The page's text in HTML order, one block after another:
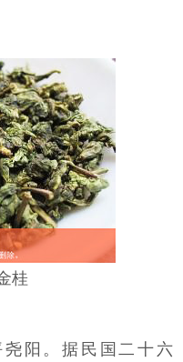
桂
阳。据民国二十六